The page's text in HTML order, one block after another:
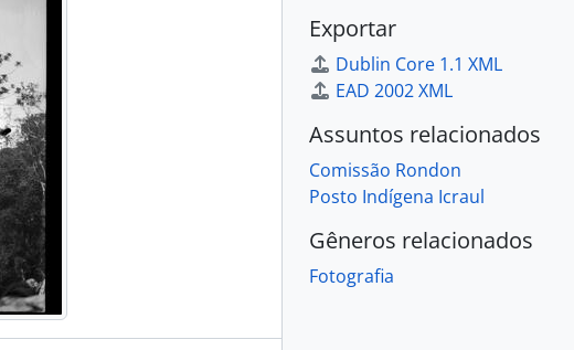
Exportar
Dublin Core 1.1 XML
EAD 2002 XML
Assuntos relacionados
Comissão Rondon
Posto Indígena Icraul
Gêneros relacionados
Fotografia